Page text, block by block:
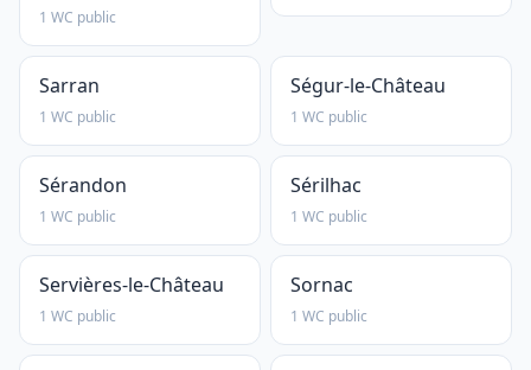
1 WC public
Sarran
1 WC public
Ségur-le-Château
1 WC public
Sérandon
1 WC public
Sérilhac
1 WC public
Servières-le-Château
1 WC public
Sornac
1 WC public